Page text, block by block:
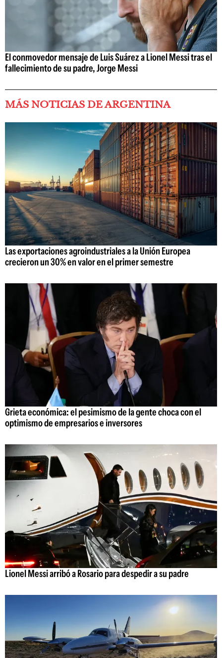
El conmovedor mensaje de Luis Suárez a Lionel Messi tras el
fallecimiento de su padre, Jorge Messi
MÁS NOTICIAS DE ARGENTINA
Las exportaciones agroindustriales a la Unión Europea
crecieron un 30% en valor en el primer semestre
Grieta económica: el pesimismo de la gente choca con el
optimismo de empresarios e inversores
Lionel Messi arribó a Rosario para despedir a su padre